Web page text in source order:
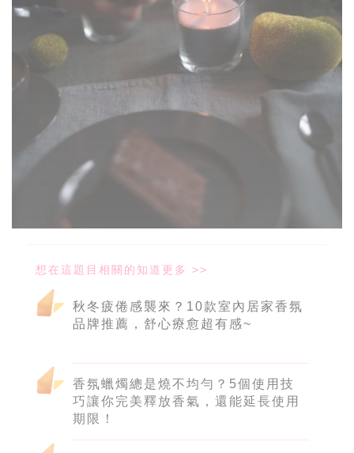
秋冬疲倦感襲來？10款室內居家香氛
品牌推薦，舒心療愈超有感~
香氛蠟燭總是燒不均勻？5個使用技
巧讓你完美釋放香氣，還能延長使用
期限！